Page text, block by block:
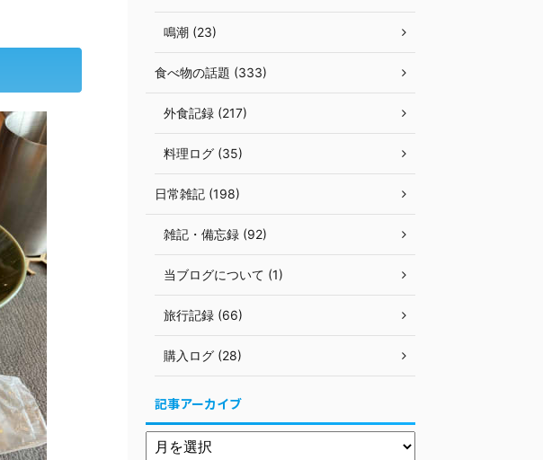
鳴潮 (23)
食べ物の話題 (333)
外食記録 (217)
料理ログ (35)
日常雑記 (198)
雑記・備忘録 (92)
当ブログについて (1)
旅行記録 (66)
購入ログ (28)
記事アーカイブ